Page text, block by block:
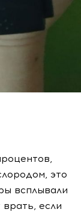
это
всплывали
если